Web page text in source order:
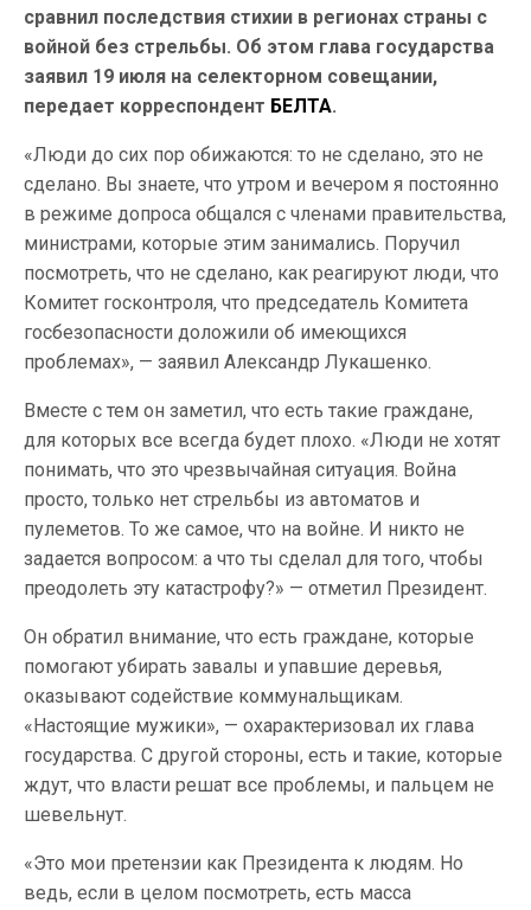
сравнил последствия стихии в регионах страны с
войной без стрельбы. Об этом глава государства
заявил 19 июля на селекторном совещании,
передает корреспондент БЕЛТА.
«Люди до сих пор обижаются: то не сделано, это не
сделано. Вы знаете, что утром и вечером я постоянно
в режиме допроса общался с членами правительства,
министрами, которые этим занимались. Поручил
посмотреть, что не сделано, как реагируют люди, что
Комитет госконтроля, что председатель Комитета
госбезопасности доложили об имеющихся
проблемах», — заявил Александр Лукашенко.
Вместе с тем он заметил, что есть такие граждане,
для которых все всегда будет плохо. «Люди не хотят
понимать, что это чрезвычайная ситуация. Война
просто, только нет стрельбы из автоматов и
пулеметов. То же самое, что на войне. И никто не
задается вопросом: а что ты сделал для того, чтобы
преодолеть эту катастрофу?» — отметил Президент.
Он обратил внимание, что есть граждане, которые
помогают убирать завалы и упавшие деревья,
оказывают содействие коммунальщикам.
«Настоящие мужики», — охарактеризовал их глава
государства. С другой стороны, есть и такие, которые
ждут, что власти решат все проблемы, и пальцем не
шевельнут.
«Это мои претензии как Президента к людям. Но
ведь, если в целом посмотреть, есть масса